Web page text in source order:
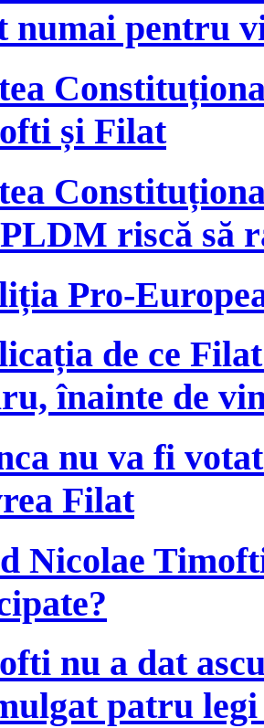
numai pentru
și Filat
riscă să
Pro-
de ce
înainte de
nu va fi
Filat
Nicolae
nu a dat
patru